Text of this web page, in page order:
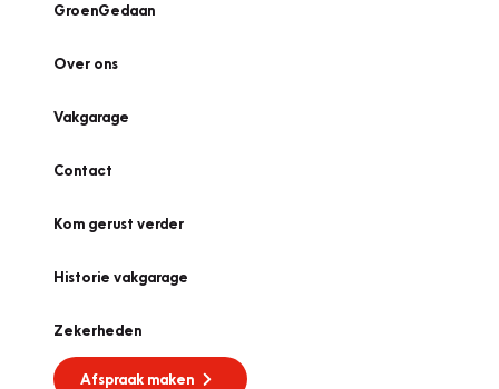
GroenGedaan
Over ons
Vakgarage
Contact
Kom gerust verder
Historie vakgarage
Zekerheden
Afspraak maken